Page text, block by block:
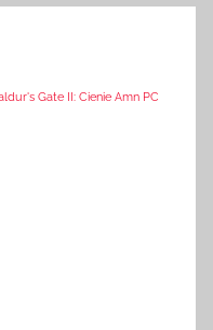
Gate II: Cienie Amn PC